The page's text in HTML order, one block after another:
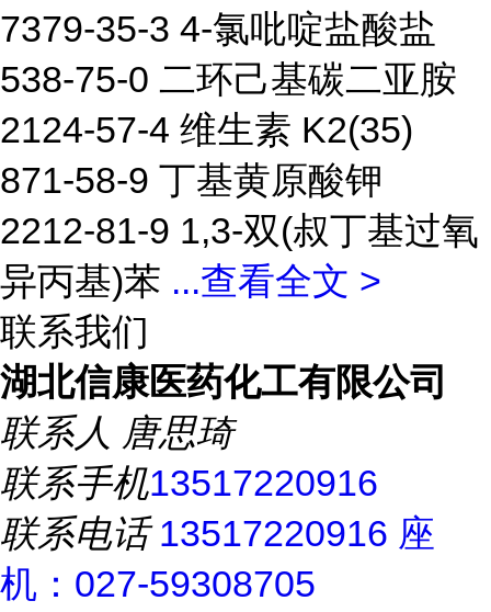
7379-35-3 4-氯吡啶盐酸盐
538-75-0 二环己基碳二亚胺
2124-57-4 维生素 K2(35)
871-58-9 丁基黄原酸钾
2212-81-9 1,3-双(叔丁基过氧
异丙基)苯 ...查看全文 >
联系我们
湖北信康医药化工有限公司
联系人 唐思琦
联系手机13517220916
联系电话13517220916 座
机：027-59308705